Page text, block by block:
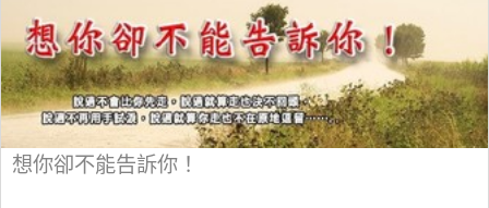
想你卻不能告訴你！